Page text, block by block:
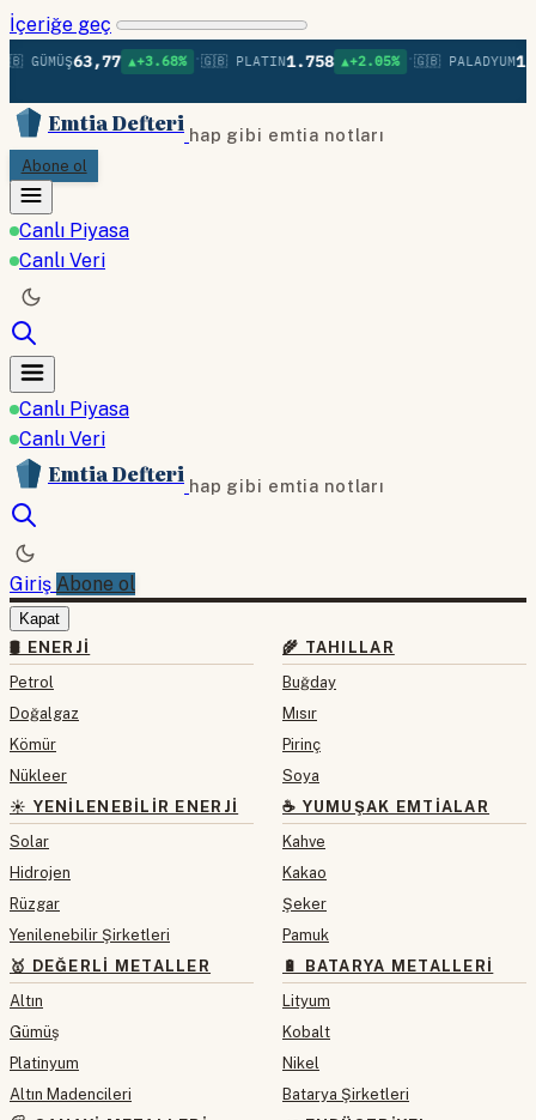
İçeriğe geç
63,77 ▲+3.68% •🇬🇧 PLATIN1.758 ▲+2.05% •🇬🇧 PALADYUM
Emtia Defteri hap gibi emtia notları
Abone ol
Canlı Piyasa
Canlı Veri
Canlı Piyasa
Canlı Veri
Emtia Defteri hap gibi emtia notları
Giriş Abone ol
Kapat
🛢 ENERJI
Petrol
Doğalgaz
Kömür
Nükleer
☀️ YENILENEBILIR ENERJI
Solar
Hidrojen
Rüzgar
Yenilenebilir Şirketleri
🥇 DEĞERLI METALLER
Altın
Gümüş
Platinyum
Altın Madencileri
🌾 TAHILLAR
Buğday
Mısır
Pirinç
Soya
☕ YUMUŞAK EMTIALAR
Kahve
Kakao
Şeker
Pamuk
🔋 BATARYA METALLERI
Lityum
Kobalt
Nikel
Batarya Şirketleri